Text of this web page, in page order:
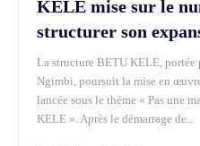
KELE mise sur le
structurer son
La structure BETU KELE,
Ngimbi, poursuit la mise en
lancée sous le thème « Pas une
KELE ». Après le démarrage de...